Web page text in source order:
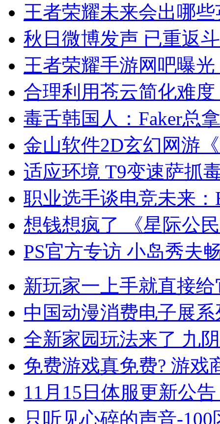
王者荣耀未来会出哪
秋日微博发声 已重返
王者荣耀手游网吧曝
合理利用苍云简化难度
毒舌韩国人：Faker总
金山软件2D玄幻网游
适应环境 T9变速萨抓
职业选手谈电竞未来：
想钱想疯了 《星际公
PS官方专访 小岛秀夫
新玩家一上手就直接
中国动漫消费电子展
全新家园玩法来了 九
免费游戏真免费? 游戏
11月15日体服更新公
只听见心碎的声音-100